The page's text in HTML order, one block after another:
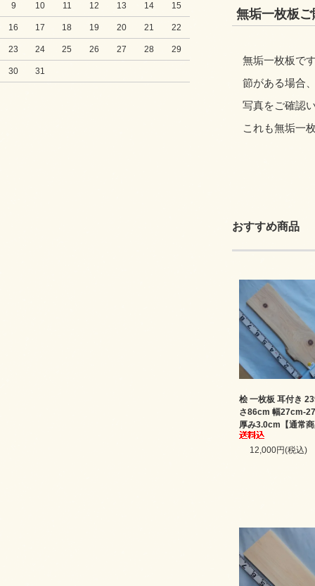
9 10 11 12 13 14 15
16 17 18 19 20 21 22
23 24 25 26 27 28 29
30 31
無垢一枚板
無垢一枚板で
節がある場合
写真をご確認
これも無垢一
おすすめ商品
桧 一枚板 耳付き
さ86cm 幅27cm-
厚み3.0cm【通常
12,000円(税込)